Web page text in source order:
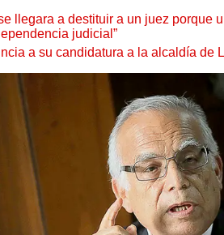
llegara a destituir a un juez porque
judicial”
a su candidatura a la alcaldía de